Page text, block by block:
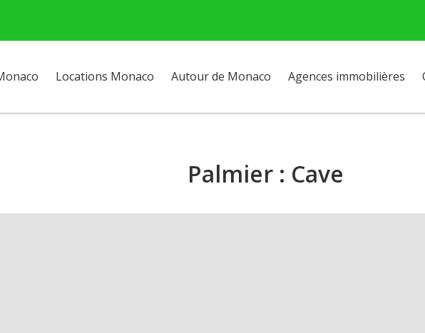
Locations Monaco Autour de Monaco Agences immobilières
Palmier : Cave